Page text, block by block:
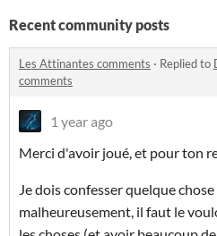
Recent community posts
Les Attinantes comments · Replied to
comments
1 year ago
Merci d'avoir joué, et pour ton
Je dois confesser quelque
malheureusement, il faut le